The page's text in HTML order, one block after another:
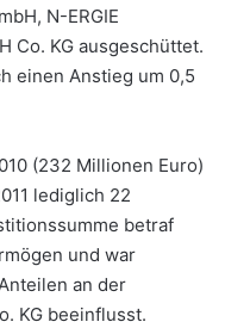
N-ERGIE
Co. KG ausgeschüttet.
einen Anstieg um 0,5
(232 Millionen Euro)
lediglich 22
betraf
und war
an der
KG beeinflusst.